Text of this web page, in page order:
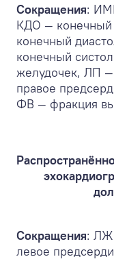
Сокращения:
КДО — конечный
конечный
конечный
желудочек, ЛП
правое
ФВ — фракция
Сокращения: ЛЖ
левое